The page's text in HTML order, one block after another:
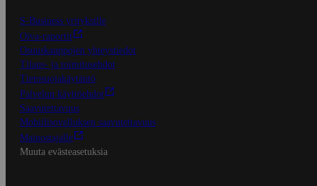
S-Business yrityksille
Oiva-raportit
Osuuskauppojen yhteystiedot
Tilaus- ja toimitusehdot
Tietosuojakäytäntö
Palvelun käyttöehdot
Saavutettavuus
Mobiilisovelluksen saavutettavuus
Mainostajalle
Muuta evästeasetuksia